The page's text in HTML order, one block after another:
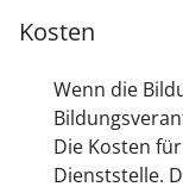
Kosten
Wenn die
Die Kosten
Dienststelle.